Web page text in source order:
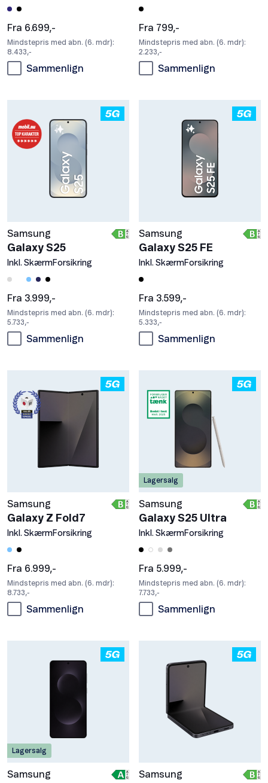
Fra 6.699,-
Mindstepris med abn. (6. mdr):
8.433,-
Sammenlign
Fra 799,-
Mindstepris med abn. (6. mdr):
2.233,-
Sammenlign
Samsung
Galaxy S25
Inkl. SkærmForsikring
Fra 3.999,-
Mindstepris med abn. (6. mdr):
5.733,-
Sammenlign
Samsung
Galaxy S25 FE
Inkl. SkærmForsikring
Fra 3.599,-
Mindstepris med abn. (6. mdr):
5.333,-
Sammenlign
Samsung
Galaxy Z Fold7
Inkl. SkærmForsikring
Fra 6.999,-
Mindstepris med abn. (6. mdr):
8.733,-
Sammenlign
Lagersalg
Samsung
Galaxy S25 Ultra
Inkl. SkærmForsikring
Fra 5.999,-
Mindstepris med abn. (6. mdr):
7.733,-
Sammenlign
Lagersalg
Samsung Samsung